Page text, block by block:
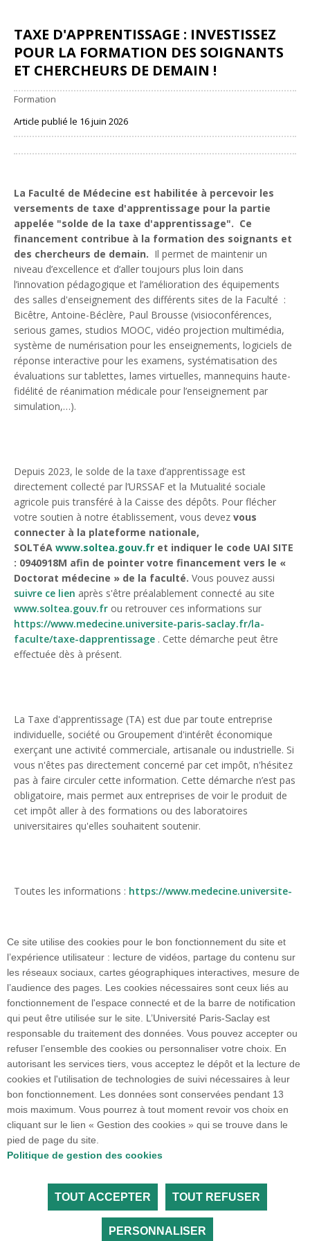
TAXE D'APPRENTISSAGE : INVESTISSEZ
POUR LA FORMATION DES SOIGNANTS
ET CHERCHEURS DE DEMAIN !
Formation
Article publié le 16 juin 2026
La Faculté de Médecine est habilitée à percevoir les
versements de taxe d'apprentissage pour la partie
appelée "solde de la taxe d'apprentissage". Ce
financement contribue à la formation des soignants et
des chercheurs de demain. Il permet de maintenir un
niveau d’excellence et d’aller toujours plus loin dans
l’innovation pédagogique et l’amélioration des équipements
des salles d'enseignement des différents sites de la Faculté :
Bicêtre, Antoine-Béclère, Paul Brousse (visioconférences,
serious games, studios MOOC, vidéo projection multimédia,
système de numérisation pour les enseignements, logiciels de
réponse interactive pour les examens, systématisation des
évaluations sur tablettes, lames virtuelles, mannequins haute-
fidélité de réanimation médicale pour l’enseignement par
simulation,…).
Depuis 2023, le solde de la taxe d’apprentissage est
directement collecté par l’URSSAF et la Mutualité sociale
agricole puis transféré à la Caisse des dépôts. Pour flécher
votre soutien à notre établissement, vous devez vous
connecter à la plateforme nationale,
SOLTéA www.soltea.gouv.fr et indiquer le code UAI SITE
: 0940918M afin de pointer votre financement vers le «
Doctorat médecine » de la faculté. Vous pouvez aussi
suivre ce lien après s'être préalablement connecté au site
www.soltea.gouv.fr ou retrouver ces informations sur
https://www.medecine.universite-paris-saclay.fr/la-
faculte/taxe-dapprentissage . Cette démarche peut être
effectuée dès à présent.
La Taxe d'apprentissage (TA) est due par toute entreprise
individuelle, société ou Groupement d'intérêt économique
exerçant une activité commerciale, artisanale ou industrielle. Si
vous n'êtes pas directement concerné par cet impôt, n'hésitez
pas à faire circuler cette information. Cette démarche n’est pas
obligatoire, mais permet aux entreprises de voir le produit de
cet impôt aller à des formations ou des laboratoires
universitaires qu'elles souhaitent soutenir.
Toutes les informations : https://www.medecine.universite-
Faculté de Médecine
Plan du site
Accueil des publics internationaux
Tous droits réservés Université Paris-Saclay
Accessibilité :partiellement conforme
Ce site utilise des cookies pour le bon fonctionnement du site et
l’expérience utilisateur : lecture de vidéos, partage du contenu sur
les réseaux sociaux, cartes géographiques interactives, mesure de
l’audience des pages. Les cookies nécessaires sont ceux liés au
fonctionnement de l'espace connecté et de la barre de notification
qui peut être utilisée sur le site. L’Université Paris-Saclay est
responsable du traitement des données. Vous pouvez accepter ou
refuser l’ensemble des cookies ou personnaliser votre choix. En
autorisant les services tiers, vous acceptez le dépôt et la lecture de
cookies et l'utilisation de technologies de suivi nécessaires à leur
bon fonctionnement. Les données sont conservées pendant 13
mois maximum. Vous pourrez à tout moment revoir vos choix en
cliquant sur le lien « Gestion des cookies » qui se trouve dans le
pied de page du site.
Politique de gestion des cookies
TOUT ACCEPTER TOUT REFUSER
PERSONNALISER